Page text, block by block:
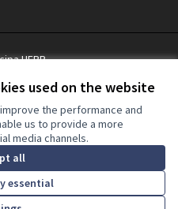
used on the website
the performance and
us to provide a more
media channels.
all
essential
UFPR
externa)
Licença